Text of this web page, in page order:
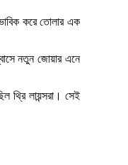
করে তোলার এক
নতুন জোয়ার এনে
থ্রি লায়ন্সরা। সেই